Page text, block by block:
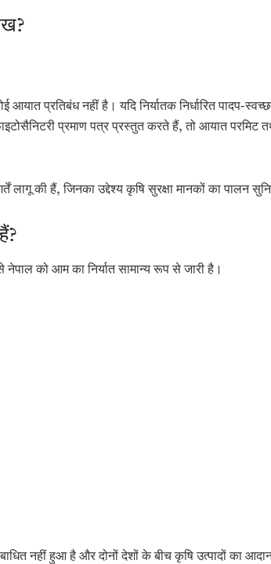
आयात प्रतिबंध नहींहै। यदि निर्यातक निर्धारित पादप-
प्रमाण पत्र प्रस्तुत करते हैं, तो आयात परमिट
की हैं, जिनका उद्देश्य कृषि सुरक्षा मानकों का पालन
नेपाल को आम का निर्यात सामान्य रूप से जारी है।
नहीं हुआ है और दोनों देशों के बीच कृषि उत्पादों का